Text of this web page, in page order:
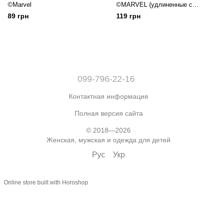
©Marvel
89 грн
©MARVEL (удлиненные с
рисунками)
119 грн
099-796-22-16
Контактная информация
Полная версия сайта
© 2018—2026
Женская, мужская и одежда для детей
Рус Укр
Online store built with Horoshop